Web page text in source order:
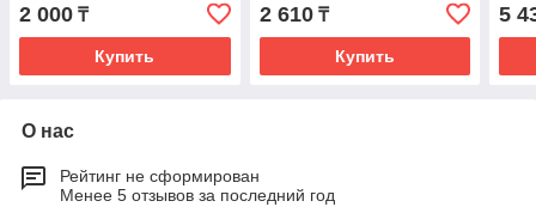
2 000 ₸
Купить
2 610₸
Купить
5
О нас
Рейтинг не сформирован
Менее 5 отзывов за последний год